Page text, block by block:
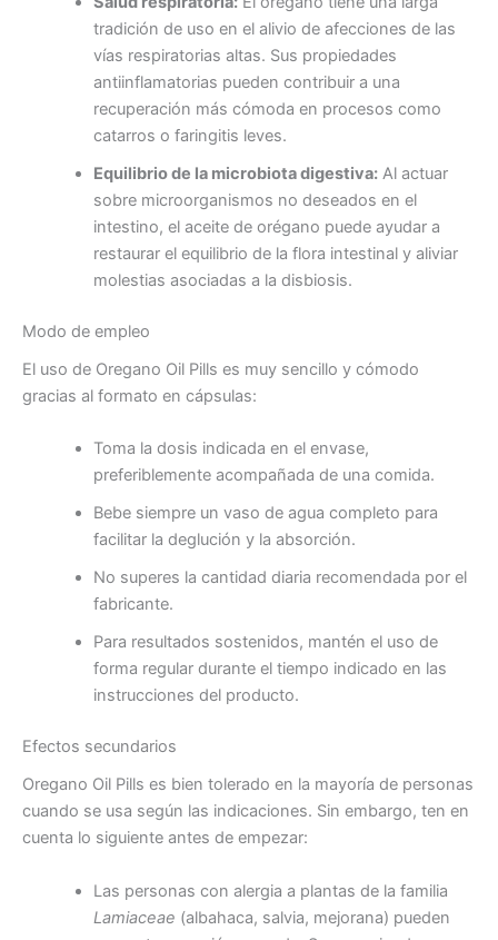
tradición de uso en el alivio de afecciones de las
vías respiratorias altas. Sus propiedades
antiinflamatorias pueden contribuir a una
recuperación más cómoda en procesos como
catarros o faringitis leves.
Equilibrio de la microbiota digestiva:Al actuar
sobre microorganismos no deseados en el
intestino, el aceite de orégano puede ayudar a
restaurar el equilibrio de la flora intestinal y aliviar
molestias asociadas a la disbiosis.
Modo de empleo
El uso de Oregano Oil Pills es muy sencillo y cómodo
gracias al formato en cápsulas:
Toma la dosis indicada en el envase,
preferiblemente acompañada de una comida.
Bebe siempre un vaso de agua completo para
facilitar la deglución y la absorción.
No superes la cantidad diaria recomendada por el
fabricante.
Para resultados sostenidos, mantén el uso de
forma regular durante el tiempo indicado en las
instrucciones del producto.
Efectos secundarios
Oregano Oil Pills es bien tolerado en la mayoría de personas
cuando se usa según las indicaciones. Sin embargo, ten en
cuenta lo siguiente antes de empezar:
Las personas con alergia a plantas de la familia
Lamiaceae (albahaca, salvia, mejorana) pueden